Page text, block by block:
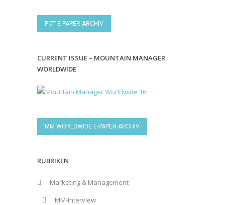
PCT E-PAPER-ARCHIV
CURRENT ISSUE – MOUNTAIN MANAGER
WORLDWIDE
MM WORLDWIDE E-PAPER-ARCHIV
RUBRIKEN
Marketing & Management
MM-Interview